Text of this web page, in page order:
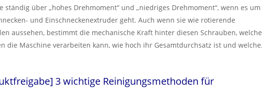
ständig über „hohes Drehmoment“ und „niedriges Drehmoment“, wenn es um
und Einschneckenextruder geht. Auch wenn sie wie rotierende
aussehen, bestimmt die mechanische Kraft hinter diesen Schrauben, welche
die Maschine verarbeiten kann, wie hoch ihr Gesamtdurchsatz ist und welche
Ihres Extruders abnormal wird – entweder das Maximum erreicht
] 3 wichtige Reinigungsmethoden für